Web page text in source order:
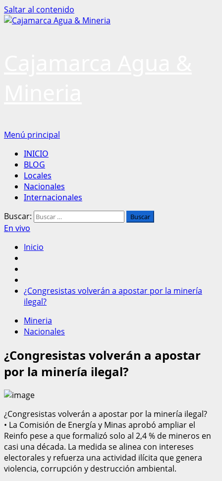
Saltar al contenido
Menú principal
INICIO
BLOG
Locales
Nacionales
Internacionales
Buscar:
En vivo
Inicio
¿Congresistas volverán a apostar por la minería
ilegal?
Mineria
Nacionales
¿Congresistas volverán a apostar
por la minería ilegal?
¿Congresistas volverán a apostar por la minería ilegal?
• La Comisión de Energía y Minas aprobó ampliar el
Reinfo pese a que formalizó solo al 2,4 % de mineros en
casi una década. La medida se alinea con intereses
electorales y refuerza una actividad ilícita que genera
violencia, corrupción y destrucción ambiental.